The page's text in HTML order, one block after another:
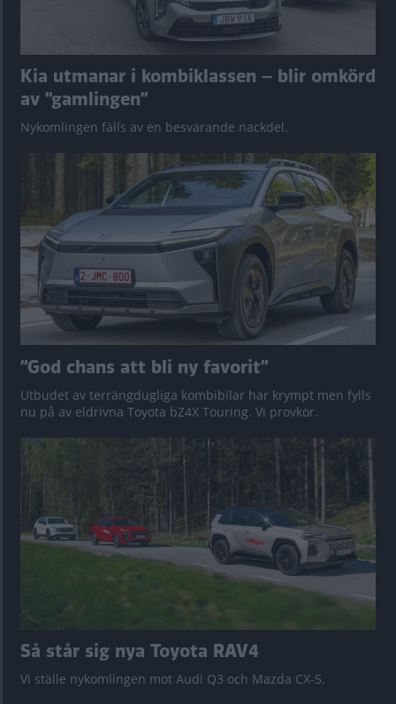
Kia utmanar i kombiklassen – blir omkörd
av ”gamlingen”
Nykomlingen fälls av en besvärande nackdel.
”God chans att bli ny favorit”
Utbudet av terrängdugliga kombibilar har krympt men fylls
nu på av eldrivna Toyota bZ4X Touring. Vi provkör.
Så står sig nya Toyota RAV4
Vi ställe nykomlingen mot Audi Q3 och Mazda CX-5.